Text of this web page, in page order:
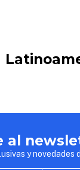
al
y novedades